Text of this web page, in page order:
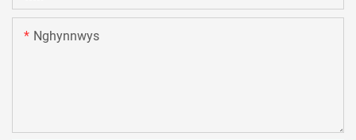
Nghynnwys